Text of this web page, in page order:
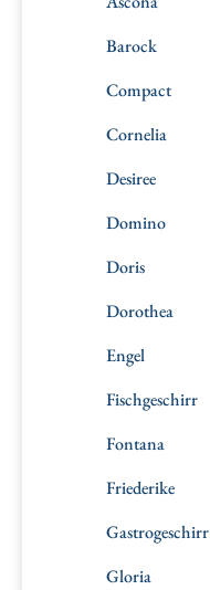
Barock
Compact
Cornelia
Desiree
Domino
Doris
Dorothea
Engel
Fischgeschirr
Fontana
Friederike
Gastrogeschirr
Gloria